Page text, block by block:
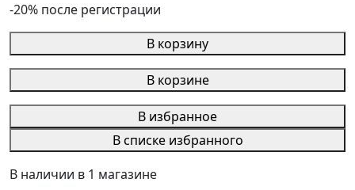
-20% после регистрации
В корзину
В корзине
В избранное
В списке избранного
В наличии в 1 магазине